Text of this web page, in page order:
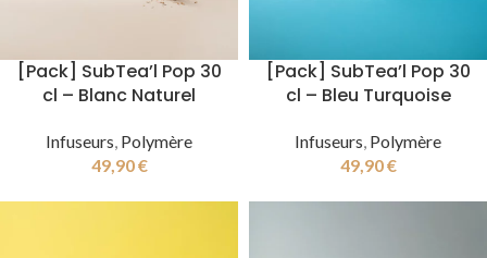
[Pack] SubTea’l Pop 30
cl – Blanc Naturel
Infuseurs, Polymère
49,90€
[Pack] SubTea’l Pop 30
cl – Bleu Turquoise
Infuseurs, Polymère
49,90€